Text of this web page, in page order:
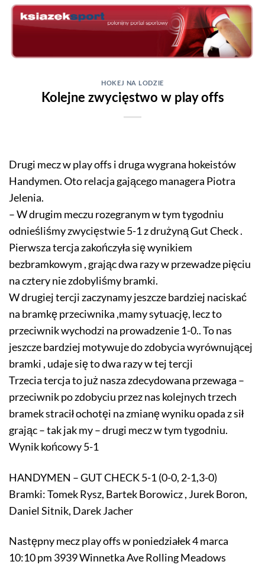
Skip
HOKEJ NA LODZIE
Kolejne zwycięstwo w play offs
Drugi mecz w play offs i druga wygrana hokeistów
Handymen. Oto relacja gającego managera Piotra
Jelenia.
– W drugim meczu rozegranym w tym tygodniu
odnieśliśmy zwycięstwie 5-1 z drużyną Gut Check .
Pierwsza tercja zakończyła się wynikiem
bezbramkowym , grając dwa razy w przewadze pięciu
na cztery nie zdobyliśmy bramki.
W drugiej tercji zaczynamy jeszcze bardziej naciskać
na bramkę przeciwnika ,mamy sytuację, lecz to
przeciwnik wychodzi na prowadzenie 1-0.. To nas
jeszcze bardziej motywuje do zdobycia wyrównującej
bramki , udaje się to dwa razy w tej tercji
Trzecia tercja to już nasza zdecydowana przewaga –
przeciwnik po zdobyciu przez nas kolejnych trzech
bramek stracił ochotęi na zmianę wyniku opada z sił
grając – tak jak my – drugi mecz w tym tygodniu.
Wynik końcowy 5-1
HANDYMEN – GUT CHECK 5-1 (0-0, 2-1,3-0)
Bramki: Tomek Rysz, Bartek Borowicz , Jurek Boron,
Daniel Sitnik, Darek Jacher
Następny mecz play offs w poniedziałek 4 marca
10:10 pm 3939 Winnetka Ave Rolling Meadows